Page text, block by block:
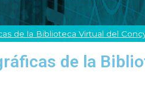
de la Biblioteca Virtual del
de la